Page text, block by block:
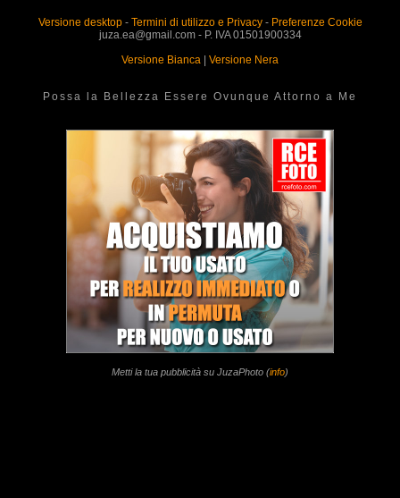
Versione desktop- Termini di utilizzo e Privacy- Preferenze Cookie
juza.ea@gmail.com - P. IVA 01501900334
Versione Bianca
Versione Nera
Possa la Bellezza Essere Ovunque Attorno a Me
Metti la tua pubblicità su JuzaPhoto (info)